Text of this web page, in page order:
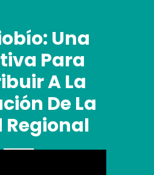
Una
Para
A La
De La
Regional